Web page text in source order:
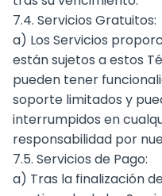
7.4. Servicios Gratuitos:
a) Los Servicios
están sujetos a estos
pueden tener
soporte limitados y
interrumpidos en
responsabilidad por
7.5. Servicios de Pago:
a) Tras la finalización